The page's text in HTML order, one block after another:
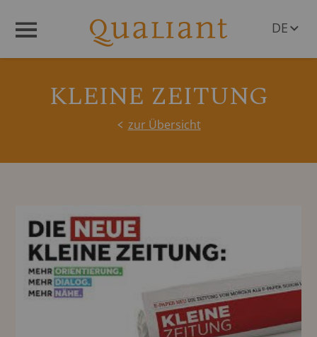
DE
KLEINE ZEITUNG
zur Übersicht